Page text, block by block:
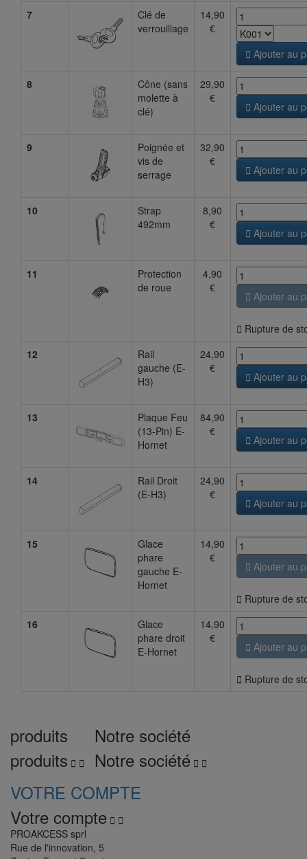
7
Clé de
verrouillage
14,90
€
 Ajouter au
8
Cône (sans
molette à
clé)
29,90
€
 Ajouter au
9
Poignée et
vis de
serrage
32,90
€
 Ajouter au
10
Strap
492mm
8,90
€
 Ajouter au
11
Protection
de roue
4,90
€
 Ajouter au
 Rupture de
12
Rail
gauche (E-
H3)
24,90
€
 Ajouter au
13
Plaque Feu
(13-Pin) E-
Hornet
84,90
€
 Ajouter au
14
Rail Droit
(E-H3)
24,90
€
 Ajouter au
15
Glace
phare
gauche E-
Hornet
14,90
€
 Ajouter au
 Rupture de
16
Glace
phare droit
E-Hornet
14,90
€
 Ajouter au
 Rupture de
produits
produits  
Notre société
Notre société  
VOTRE COMPTE
Votre compte  
PROAKCESS sprl
Rue de l'innovation, 5